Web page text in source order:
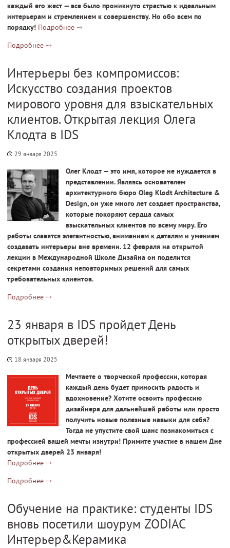
каждый его жест — все было проникнуто страстью к идеальным
интерьерам и стремлением к совершенству. Но обо всем по
порядку! Подробнее
Подробнее
Интерьеры без компромиссов:
Искусство создания проектов
мирового уровня для взыскательных
клиентов. Открытая лекция Олега
Клодта в IDS
29 января 2025
Олег Клодт — это имя, которое не нуждается в
представлении. Являясь основателем
архитектурного бюро Oleg Klodt Architecture &
Design, он уже много лет создает пространства,
которые покоряют сердца самых
взыскательных клиентов по всему миру. Его
работы славятся элегантностью, вниманием к деталям и умением
создавать интерьеры вне времени. 12 февраля на открытой
лекции в Международной Школе Дизайна он поделится
секретами создания неповторимых решений для самых
требовательных клиентов.
Подробнее
23 января в IDS пройдет День
открытых дверей!
18 января 2025
Мечтаете о творческой профессии, которая
каждый день будет приносить радость и
вдохновение? Хотите освоить профессию
дизайнера для дальнейшей работы или просто
получить новые полезные навыки для себя?
Тогда не упустите свой шанс познакомиться с
профессией вашей мечты изнутри! Примите участие в нашем Дне
открытых дверей 23 января!
Подробнее
Подробнее
Обучение на практике: студенты IDS
вновь посетили шоурум ZODIAC
Интерьер&Керамика